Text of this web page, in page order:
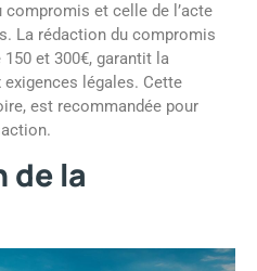
et celle de l’acte
La rédaction du compromis
et 300€, garantit la
légales. Cette
est recommandée pour
de la